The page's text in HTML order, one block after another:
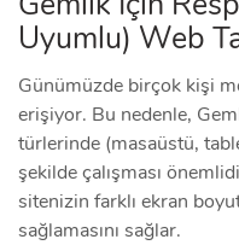
Uyumlu) Web
Günümüzde birçok kişi
erişiyor. Bu nedenle,
türlerinde (masaüstü,
şekilde çalışması
sitenizin farklı ekran
sağlamasını sağlar.